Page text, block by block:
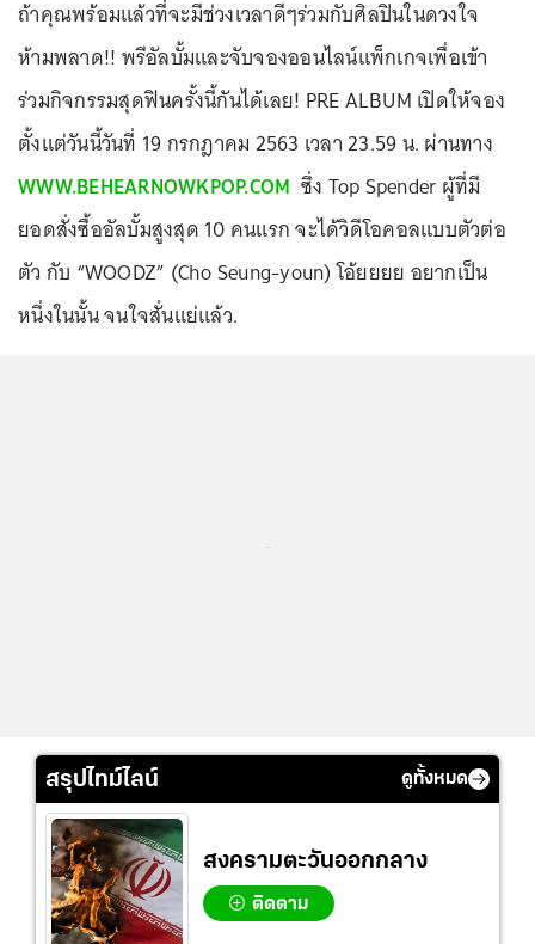
ถ้าคุณพร้อมแล้วที่จะมีช่วงเวลาดีๆร่วมกับศิลปินในดวงใจ
ห้ามพลาด!! พรีอัลบั้มและจับจองออนไลน์แพ็กเกจเพื่อเข้า
ร่วมกิจกรรมสุดฟินครั้งนี้กันได้เลย! PRE ALBUM เปิดให้จอง
ตั้งแต่วันนี้วันที่ 19 กรกฎาคม 2563 เวลา 23.59 น. ผ่านทาง
WWW.BEHEARNOWKPOP.COM ซึ่ง Top Spender ผู้ที่มี
ยอดสั่งซื้ออัลบั้มสูงสุด 10 คนแรก จะได้วิดีโอคอลแบบตัวต่อ
ตัว กับ “WOODZ” (Cho Seung-youn) โอ้ยยยย อยากเป็น
หนึ่งในนั้น จนใจสั่นแย่แล้ว.
สรุปไทม์ไลน์ ดูทั้งหมด
สงครามตะวันออกกลาง
ติดตาม